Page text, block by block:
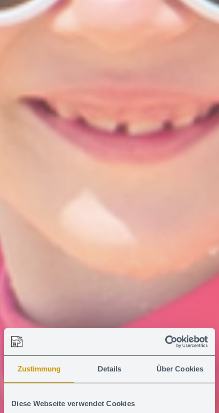
Zustimmung Details Über Cookies
Diese Webseite verwendet Cookies